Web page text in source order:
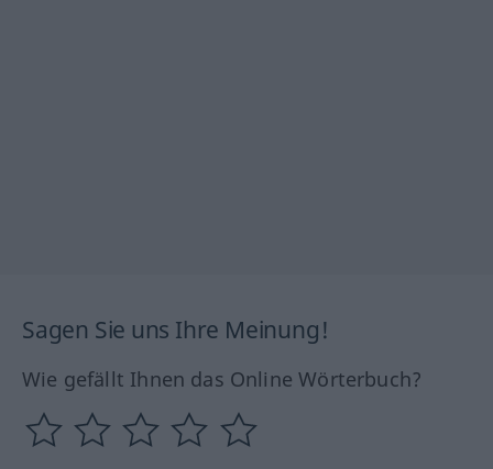
Sagen Sie uns Ihre Meinung!
Wie gefällt Ihnen das Online Wörterbuch?